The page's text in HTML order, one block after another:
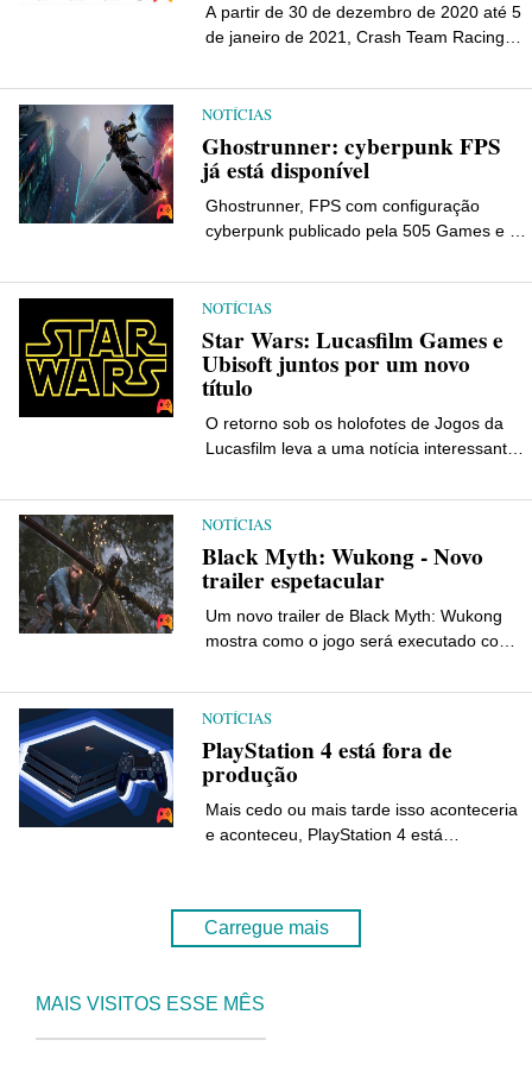
A partir de 30 de dezembro de 2020 até 5
de janeiro de 2021, Crash Team Racing
todos os membros de Nintendo Switch
Conectados. Durante este período, todos
os jogadores subscreveram o serviço
online de Nintendo, pode […]
NOTÍCIAS
Ghostrunner: cyberpunk FPS
já está disponível
Ghostrunner, FPS com configuração
cyberpunk publicado pela 505 Games e All
Level, 3D Realms e Slipgate Ironworks já
está disponível. As plataformas de
lançamento são PlayStation 4, Xbox One e
NOTÍCIAS
Star Wars: Lucasfilm Games e
Ubisoft juntos por um novo
título
O retorno sob os holofotes de Jogos da
Lucasfilm leva a uma notícia interessante:
aquele relacionado a um novo jogo de
Star Wars, em desenvolvimento em
colaboração com a Massive
NOTÍCIAS
Black Myth: Wukong - Novo
trailer espetacular
Um novo trailer de Black Myth: Wukong
mostra como o jogo será executado com o
circulou na web como boato, agora é
oficial. O tão aguardado Black Myth:
Wukong usará o Unreal Engine 5 como
NOTÍCIAS
PlayStation 4 está fora de
produção
Mais cedo ou mais tarde isso aconteceria
e aconteceu, PlayStation 4 está
no mercado com apenas um modelo, ou
seja, o PS4 Magro. Sony continuará a
Carregue mais
MAIS VISITOS ESSE MÊS